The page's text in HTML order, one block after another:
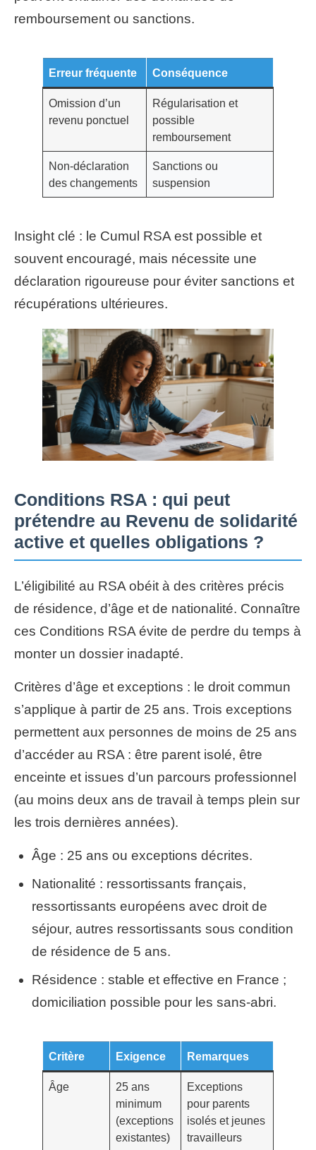
remboursement ou sanctions.
Erreur fréquente Conséquence
Omission d’un
revenu ponctuel
Régularisation et
possible
remboursement
Non-déclaration
des changements
Sanctions ou
suspension
Insight clé : le Cumul RSA est possible et
souvent encouragé, mais nécessite une
déclaration rigoureuse pour éviter sanctions et
récupérations ultérieures.
Conditions RSA : qui peut
prétendre au Revenu de solidarité
active et quelles obligations ?
L’éligibilité au RSA obéit à des critères précis
de résidence, d’âge et de nationalité. Connaître
ces Conditions RSA évite de perdre du temps à
monter un dossier inadapté.
Critères d’âge et exceptions : le droit commun
s’applique à partir de 25 ans. Trois exceptions
permettent aux personnes de moins de 25 ans
d’accéder au RSA : être parent isolé, être
enceinte et issues d’un parcours professionnel
(au moins deux ans de travail à temps plein sur
les trois dernières années).
Âge : 25 ans ou exceptions décrites.
Nationalité : ressortissants français,
ressortissants européens avec droit de
séjour, autres ressortissants sous condition
de résidence de 5 ans.
Résidence : stable et effective en France ;
domiciliation possible pour les sans-abri.
Critère Exigence Remarques
Âge
25 ans
minimum
(exceptions
existantes)
Exceptions
pour parents
isolés et jeunes
travailleurs